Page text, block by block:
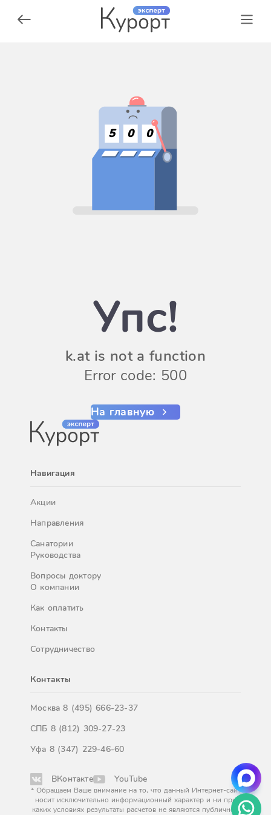
5 0 0
Упс!
k.at is not a function
Error code: 500
На главную
Навигация
Акции
Направления
Санатории
Руководства
Вопросы доктору
О компании
Как оплатить
Контакты
Сотрудничество
Контакты
Москва8 (495) 666-23-37
СПБ 8 (812) 309-27-23
Уфа 8 (347) 229-46-60
ВКонтакте YouTube
* Обращаем Ваше внимание на то, что данный Интернет-сайт
носит исключительно информационный характер и ни при
каких условиях результаты расчетов не являются публичной